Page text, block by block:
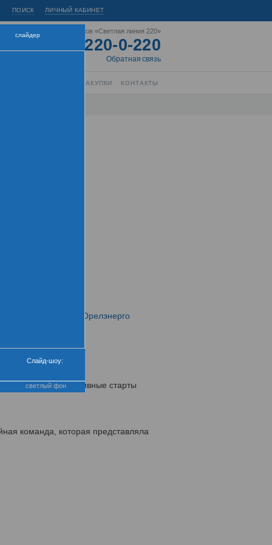
ЛИЧНЫЙ КАБИНЕТ
ПОИСК
Горячая линия энергетиков «Светлая линия 220»
8-800-220-0-220
Обратная связь
ЗАКУПКИ КОНТАКТЫ
Орелэнерго
весну спортивные старты
команда, которая представляла
слайдер
Слайд-шоу:
светлый фон